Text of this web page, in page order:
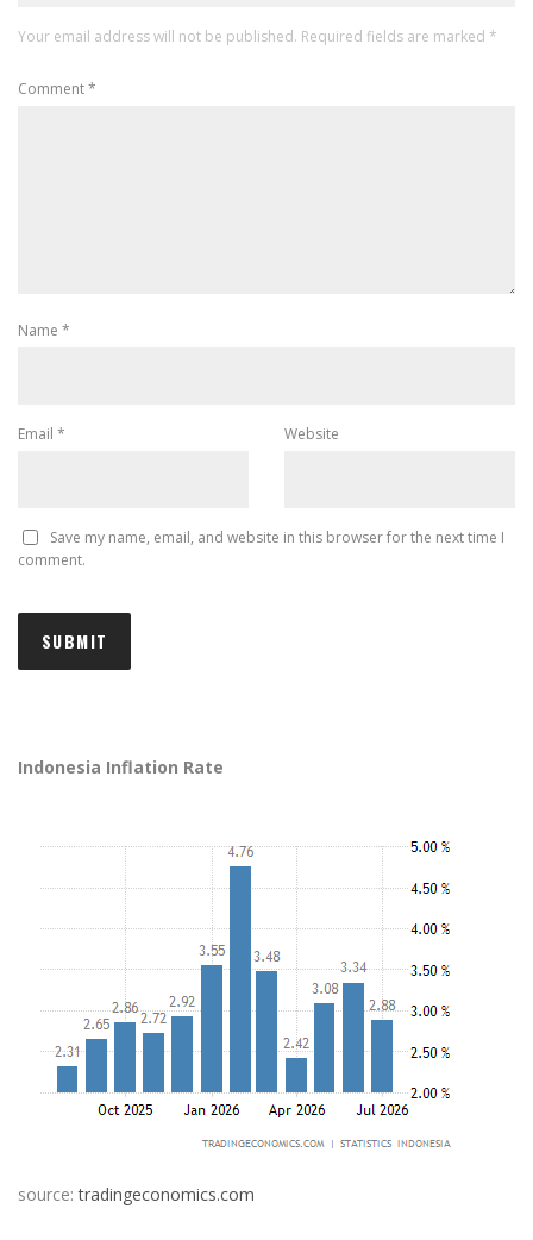
Your email address will not be published. Required fields are marked *
Comment*
Name *
Email * Website
Save my name, email, and website in this browser for the next time I
comment.
Indonesia Inflation Rate
source:tradingeconomics.com